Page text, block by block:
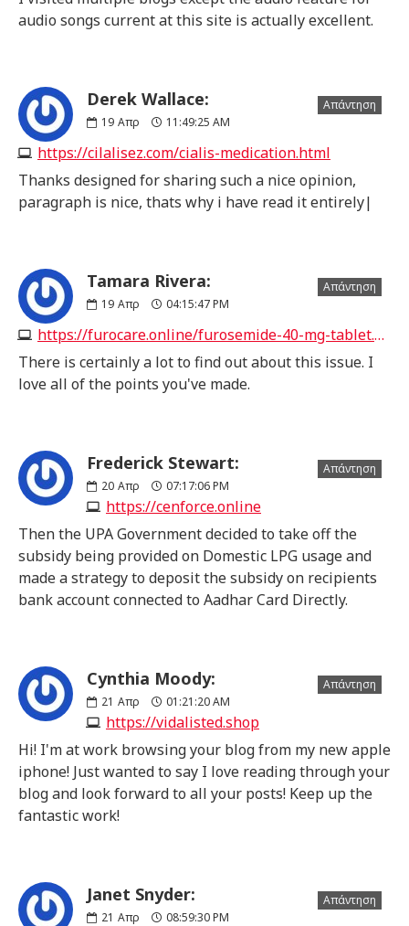
audio songs current at this site is actually excellent.
Derek Wallace:
19 Απρ 11:49:25 AM
https://cilalisez.com/cialis-medication.html
Απάντηση
Thanks designed for sharing such a nice opinion,
paragraph is nice, thats why i have read it entirely|
Tamara Rivera:
19 Απρ 04:15:47 PM
https://furocare.online/furosemide-40-mg-tablet.html
Απάντηση
There is certainly a lot to find out about this issue. I
love all of the points you've made.
Frederick Stewart:
20 Απρ 07:17:06 PM
https://cenforce.online
Απάντηση
Then the UPA Government decided to take off the
subsidy being provided on Domestic LPG usage and
made a strategy to deposit the subsidy on recipients
bank account connected to Aadhar Card Directly.
Cynthia Moody:
21 Απρ 01:21:20 AM
https://vidalisted.shop
Απάντηση
Hi! I'm at work browsing your blog from my new apple
iphone! Just wanted to say I love reading through your
blog and look forward to all your posts! Keep up the
fantastic work!
Janet Snyder:
21 Απρ 08:59:30 PM
Απάντηση